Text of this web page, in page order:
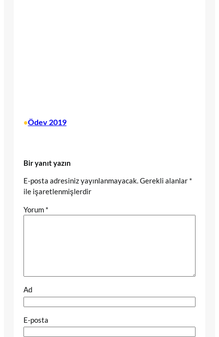
•Ödev 2019
Bir yanıt yazın
E-posta adresiniz yayınlanmayacak.Gerekli alanlar *
ile işaretlenmişlerdir
Yorum *
Ad
E-posta